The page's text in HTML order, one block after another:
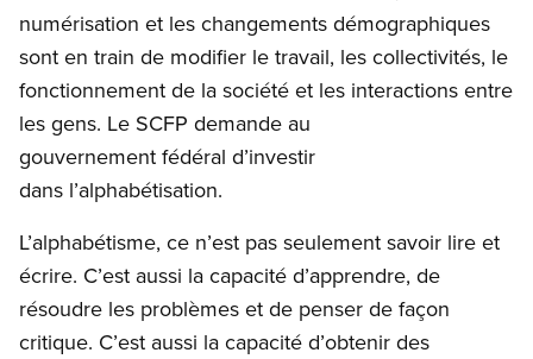
numérisation et les changements démographiques
sont en train de modifier le travail, les collectivités, le
fonctionnement de la société et les interactions entre
les gens. Le SCFP demande au
gouvernement fédéral d’investir
dans l’alphabétisation.
L’alphabétisme, ce n’est pas seulement savoir lire et
écrire. C’est aussi la capacité d’apprendre, de
résoudre les problèmes et de penser de façon
critique. C’est aussi la capacité d’obtenir des